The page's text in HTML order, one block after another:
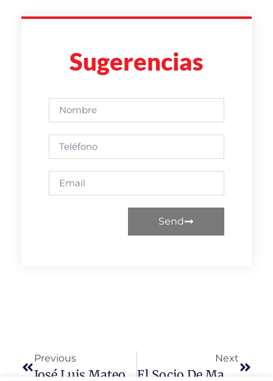
Sugerencias
Send
Previous Next